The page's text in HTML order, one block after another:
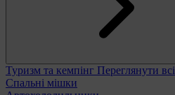
Туризм та кемпінг Переглянути всі
Спальні мішки